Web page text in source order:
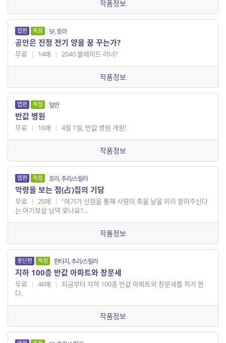
작품정보
엽편 독점 SF, 호러
공안은 진정 전기 양을 꿈 꾸는가?
무료 | 14매 | 2040 블레이드 러너?
작품정보
엽편 독점 일반
반값 병원
무료 | 16매 | 4월 1일, 반값 병원 개원!
작품정보
엽편 독점 호러, 추리/스릴러
악령을 보는 점(占)집의 기담
무료 | 25매 | “여기가 신점을 통해 사람이 죽을 날을 미리 알려주신다
는 아기보살 님댁 맞나요?...
작품정보
중단편 독점 판타지, 추리/스릴러
지하 100층 반값 아파트와 창문세
무료 | 46매 |
지금부터 지하 100층 반값 아파트와 창문세를 허가 한
다.
작품정보